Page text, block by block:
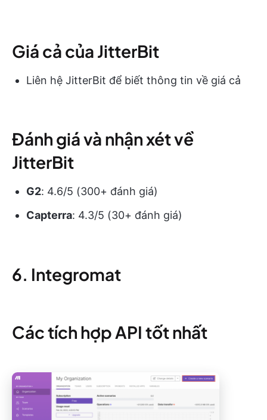
Giá cả của JitterBit
Liên hệ JitterBit để biết thông tin về giá cả
Đánh giá và nhận xét về
JitterBit
G2: 4.6/5 (300+ đánh giá)
Capterra: 4.3/5 (30+ đánh giá)
6. Integromat
Các tích hợp API tốt nhất